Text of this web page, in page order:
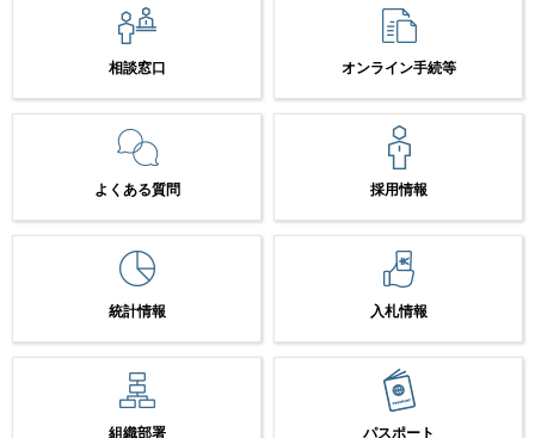
相談窓口 オンライン手続等
よくある質問 採用情報
統計情報 入札情報
組織部署 パスポート